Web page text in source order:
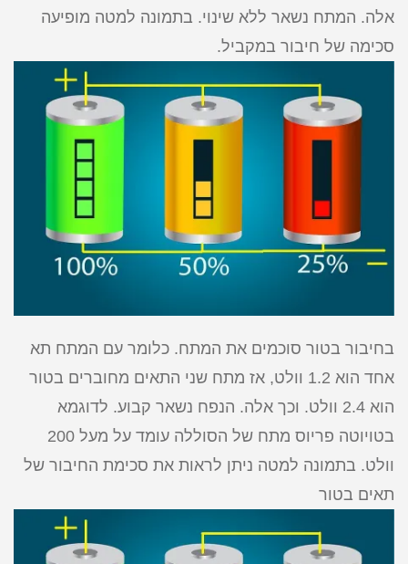
אלה. המתח נשאר ללא שינוי. בתמונה למטה מופיעה
סכימה של חיבור במקביל.
בחיבור בטור סוכמים את המתח. כלומר עם המתח תא
אחד הוא 1.2 וולט, אז מתח שני התאים מחוברים בטור
הוא 2.4 וולט. וכך אלה. הנפח נשאר קבוע. לדוגמא
בטויוטה פריוס מתח של הסוללה עומד על מעל 200
וולט. בתמונה למטה ניתן לראות את סכימת החיבור של
תאים בטור